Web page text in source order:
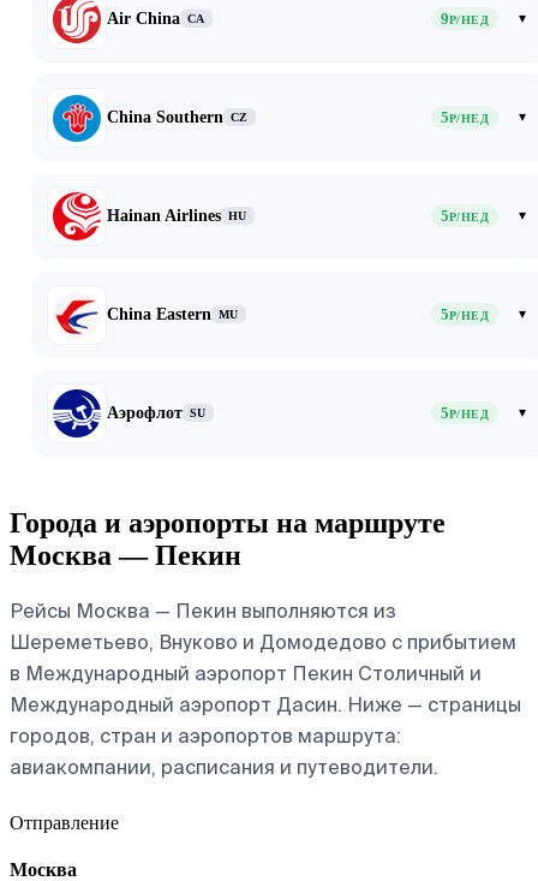
Air China CA 9Р/НЕД ▾
China Southern CZ 5Р/НЕД ▾
Hainan Airlines HU 5Р/НЕД ▾
China Eastern MU 5Р/НЕД ▾
Аэрофлот SU 5Р/НЕД ▾
Города и аэропорты на маршруте
Москва — Пекин
Рейсы Москва — Пекин выполняются из
Шереметьево, Внуково и Домодедово с прибытием
в Международный аэропорт Пекин Столичный и
Международный аэропорт Дасин. Ниже — страницы
городов, стран и аэропортов маршрута:
авиакомпании, расписания и путеводители.
Отправление
Москва